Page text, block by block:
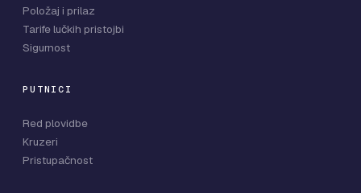
Položaj i prilaz
Tarife lučkih pristojbi
Sigurnost
PUTNICI
Red plovidbe
Kruzeri
Pristupačnost